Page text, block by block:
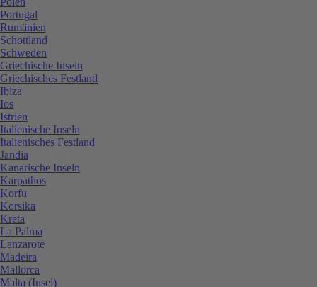
Portugal
Rumänien
Schottland
Schweden
Griechische Inseln
Griechisches Festland
Ibiza
Ios
Istrien
Italienische Inseln
Italienisches Festland
Jandia
Kanarische Inseln
Karpathos
Korfu
Korsika
Kreta
La Palma
Lanzarote
Madeira
Mallorca
Malta (Insel)